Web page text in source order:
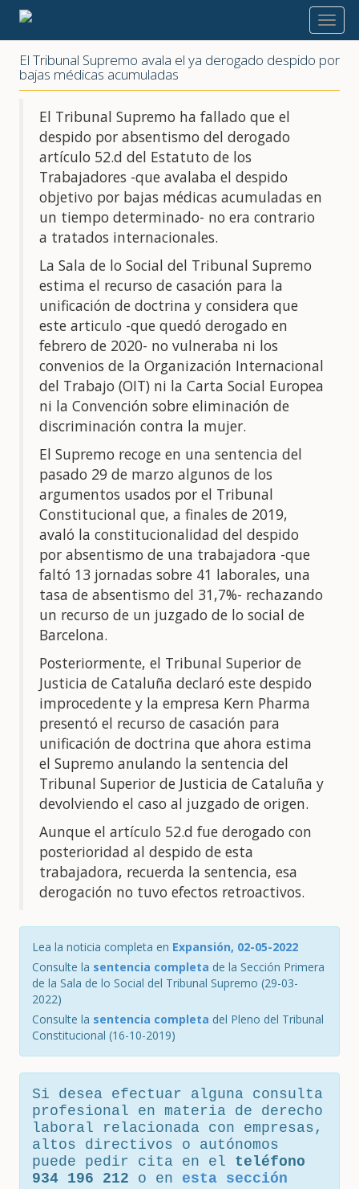
2022
El Tribunal Supremo avala el ya derogado despido por
bajas médicas acumuladas
El Tribunal Supremo ha fallado que el
despido por absentismo del derogado
artículo 52.d del Estatuto de los
Trabajadores -que avalaba el despido
objetivo por bajas médicas acumuladas en
un tiempo determinado- no era contrario
a tratados internacionales.
La Sala de lo Social del Tribunal Supremo
estima el recurso de casación para la
unificación de doctrina y considera que
este articulo -que quedó derogado en
febrero de 2020- no vulneraba ni los
convenios de la Organización Internacional
del Trabajo (OIT) ni la Carta Social Europea
ni la Convención sobre eliminación de
discriminación contra la mujer.
El Supremo recoge en una sentencia del
pasado 29 de marzo algunos de los
argumentos usados por el Tribunal
Constitucional que, a finales de 2019,
avaló la constitucionalidad del despido
por absentismo de una trabajadora -que
faltó 13 jornadas sobre 41 laborales, una
tasa de absentismo del 31,7%- rechazando
un recurso de un juzgado de lo social de
Barcelona.
Posteriormente, el Tribunal Superior de
Justicia de Cataluña declaró este despido
improcedente y la empresa Kern Pharma
presentó el recurso de casación para
unificación de doctrina que ahora estima
el Supremo anulando la sentencia del
Tribunal Superior de Justicia de Cataluña y
devolviendo el caso al juzgado de origen.
Aunque el artículo 52.d fue derogado con
posterioridad al despido de esta
trabajadora, recuerda la sentencia, esa
derogación no tuvo efectos retroactivos.
Lea la noticia completa en Expansión, 02-05-2022
Consulte la sentencia completa de la Sección Primera
de la Sala de lo Social del Tribunal Supremo (29-03-
2022)
Consulte la sentencia completa del Pleno del Tribunal
Constitucional (16-10-2019)
Si desea efectuar alguna consulta
profesional en materia de derecho
laboral relacionada con empresas,
altos directivos o autónomos
puede pedir cita en el teléfono
934 196 212 o en esta sección